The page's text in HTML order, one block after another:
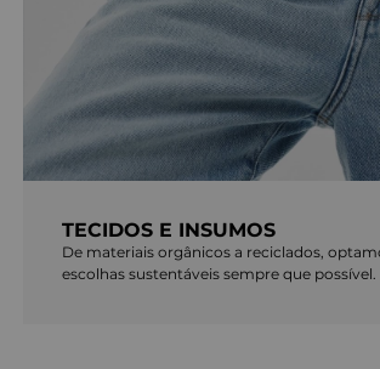
TECIDOS E INSUMOS
De materiais orgânicos a reciclados,
escolhas sustentáveis sempre que possível.